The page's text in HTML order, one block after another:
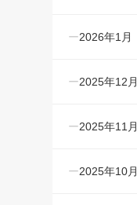
2026年1月
2025年12月
2025年11月
2025年10月